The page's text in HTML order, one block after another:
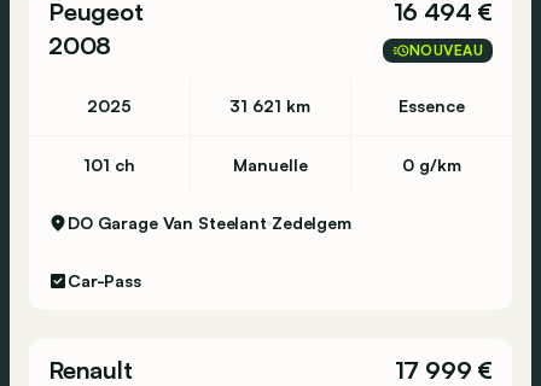
Peugeot
2008
16 494 €
NOUVEAU
2025 31 621 km Essence
101 ch Manuelle 0 g/km
DO Garage Van Steelant Zedelgem
Car-Pass
Renault
17 999 €